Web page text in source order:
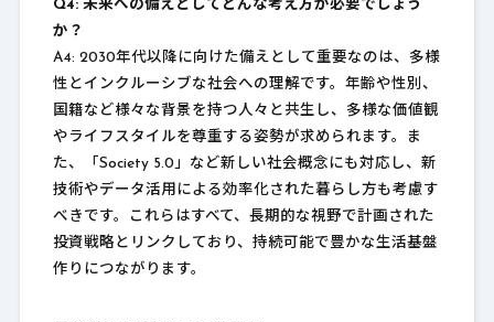
Q4: 未来への備えとしてどんな考え方が必要でしょう
か？
A4: 2030年代以降に向けた備えとして重要なのは、多様
性とインクルーシブな社会への理解です。年齢や性別、
国籍など様々な背景を持つ人々と共生し、多様な価値観
やライフスタイルを尊重する姿勢が求められます。ま
た、「Society 5.0」など新しい社会概念にも対応し、新
技術やデータ活用による効率化された暮らし方も考慮す
べきです。これらはすべて、長期的な視野で計画された
投資戦略とリンクしており、持続可能で豊かな生活基盤
作りにつながります。